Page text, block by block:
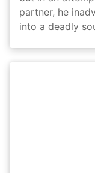
partner, he
into a deadly